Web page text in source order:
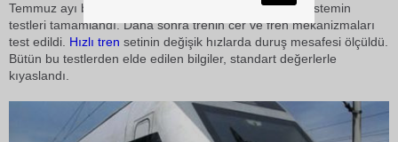
Temmuz ayı başında önce
in elektriği aldığı sistemin
testleri tamamlandı. Daha sonra trenin cer ve fren mekanizmaları
test edildi. Hızlı tren setinin değişik hızlarda duruş mesafesi ölçüldü.
Bütün bu testlerden elde edilen bilgiler, standart değerlerle
kıyaslandı.